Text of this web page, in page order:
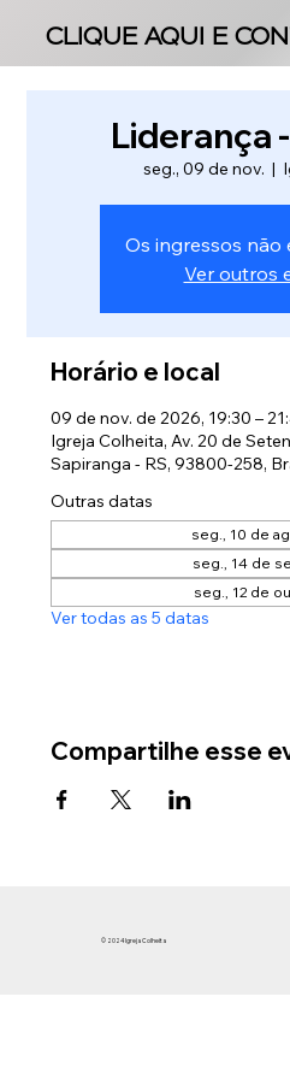
CLIQUE AQUI E
CLIQUE AQUI E
Liderança
seg., 09 de nov.
  |
Os ingressos não
Ver outros
Horário e local
09 de nov. de 2026, 19:30 –
Igreja Colheita, Av. 20 de
Sapiranga - RS, 93800-258,
Outras datas
seg., 10 de
seg., 14 de
seg., 12 de
Ver todas as 5 datas
Compartilhe esse
© 2024 Igreja Colheita